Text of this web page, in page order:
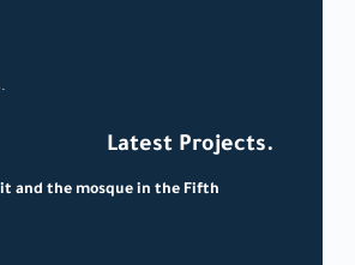
Latest Projects.
and the mosque in the Fifth